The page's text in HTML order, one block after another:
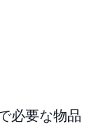
必要な物品